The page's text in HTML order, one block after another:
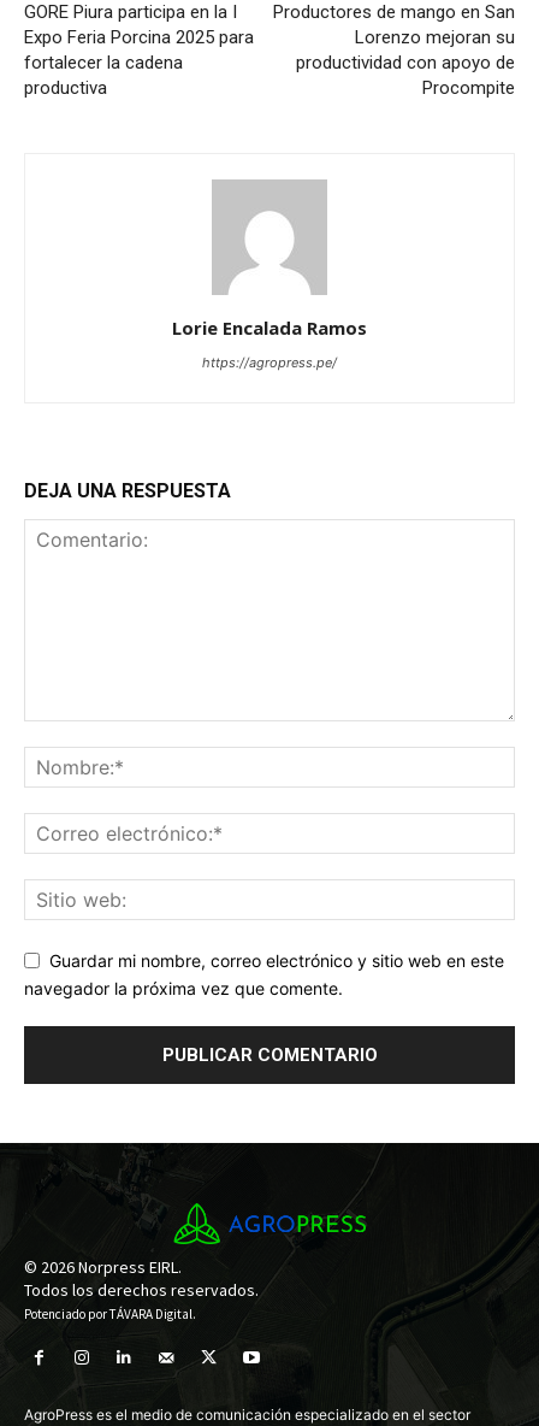
GORE Piura participa en la I
Expo Feria Porcina 2025 para
fortalecer la cadena
productiva
Productores de mango en San
Lorenzo mejoran su
productividad con apoyo de
Procompite
Lorie Encalada Ramos
https://agropress.pe/
DEJA UNA RESPUESTA
Guardar mi nombre, correo electrónico y sitio web en este
navegador la próxima vez que comente.
© 2026 Norpress EIRL.
Todos los derechos reservados.
Potenciado porTÁVARA Digital.
AgroPress es el medio de comunicación especializado en el sector